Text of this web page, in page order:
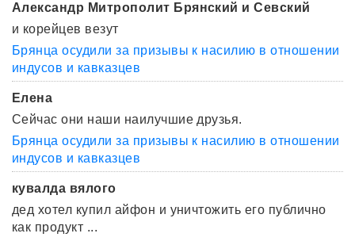
Александр Митрополит Брянский и Севский
и корейцев везут
Брянца осудили за призывы к насилию в отношении
индусов и кавказцев
Елена
Сейчас они наши наилучшие друзья.
Брянца осудили за призывы к насилию в отношении
индусов и кавказцев
кувалда вялого
дед хотел купил айфон и уничтожить его публично
как продукт ...